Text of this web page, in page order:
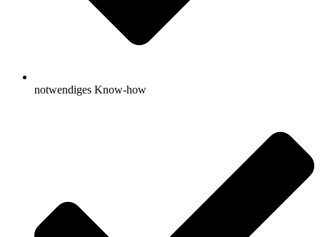
notwendiges Know-how